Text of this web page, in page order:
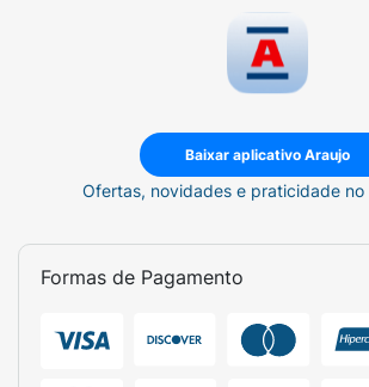
Baixar aplicativo Araujo
Ofertas, novidades e praticidade no
Formas de Pagamento